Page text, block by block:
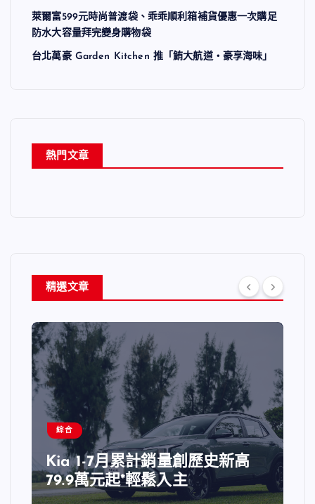
萊爾富599元時尚普渡袋、乖乖順利箱補貨優惠一次購足
防水大容量拜完變身購物袋
台北萬豪 Garden Kitchen 推「鮪大航道・豪享海味」
熱門文章
精選文章
綜合
Kia 1-7月累計銷量創歷史新高
79.9萬元起*輕鬆入主